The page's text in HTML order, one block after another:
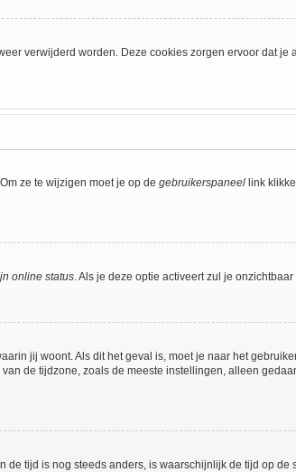
verwijderd worden. Deze cookies zorgen ervoor dat
ze te wijzigen moet je op de gebruikerspaneel link
online status. Als je deze optie activeert zul je
jij woont. Als dit het geval is, moet je naar het
de tijdzone, zoals de meeste instellingen, alleen
tijd is nog steeds anders, is waarschijnlijk de tijd op